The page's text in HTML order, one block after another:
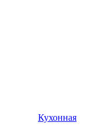
Кухонная